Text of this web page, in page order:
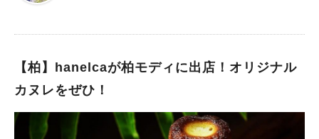
【柏】hanelcaが柏モディに出店！オリジナル
カヌレをぜひ！